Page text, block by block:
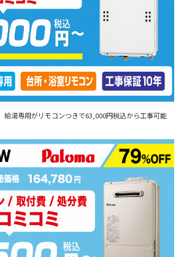
給湯専用がリモコンつきで63,000円税込から工事可能